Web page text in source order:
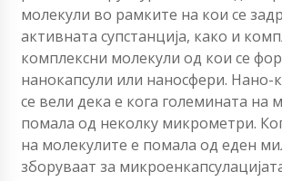
молекули во рамките на кои се
активната супстанција, како и
комплексни молекули од кои се
нанокапсули или наносфери. Нано-
се вели дека е кога големината на
помала од неколку микрометри.
на молекулите е помала од еден
зборуваат за